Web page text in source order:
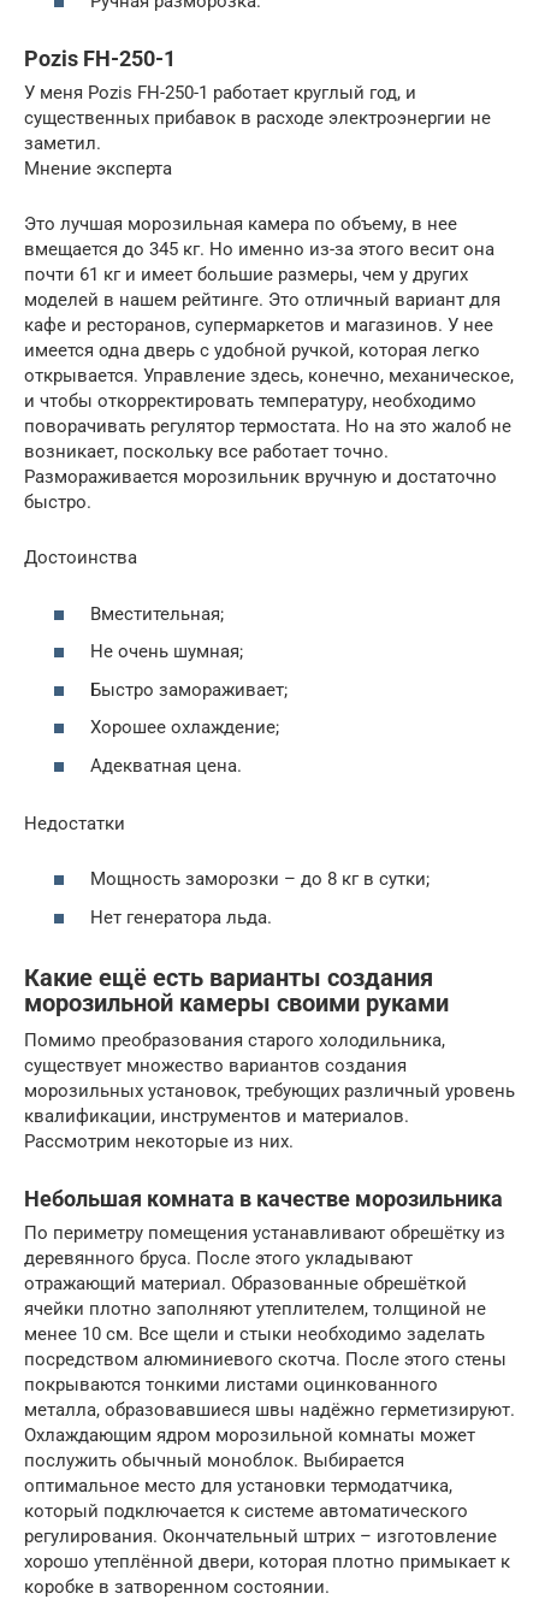
Pozis FH-250-1
У меня Pozis FH-250-1 работает круглый год, и
существенных прибавок в расходе электроэнергии не
заметил.
Мнение эксперта
Это лучшая морозильная камера по объему, в нее
вмещается до 345 кг. Но именно из-за этого весит она
почти 61 кг и имеет большие размеры, чем у других
моделей в нашем рейтинге. Это отличный вариант для
кафе и ресторанов, супермаркетов и магазинов. У нее
имеется одна дверь с удобной ручкой, которая легко
открывается. Управление здесь, конечно, механическое,
и чтобы откорректировать температуру, необходимо
поворачивать регулятор термостата. Но на это жалоб не
возникает, поскольку все работает точно.
Размораживается морозильник вручную и достаточно
быстро.
Достоинства
Вместительная;
Не очень шумная;
Быстро замораживает;
Хорошее охлаждение;
Адекватная цена.
Недостатки
Мощность заморозки – до 8 кг в сутки;
Нет генератора льда.
Какие ещё есть варианты создания
морозильной камеры своими руками
Помимо преобразования старого холодильника,
существует множество вариантов создания
морозильных установок, требующих различный уровень
квалификации, инструментов и материалов.
Рассмотрим некоторые из них.
Небольшая комната в качестве морозильника
По периметру помещения устанавливают обрешётку из
деревянного бруса. После этого укладывают
отражающий материал. Образованные обрешёткой
ячейки плотно заполняют утеплителем, толщиной не
менее 10 см. Все щели и стыки необходимо заделать
посредством алюминиевого скотча. После этого стены
покрываются тонкими листами оцинкованного
металла, образовавшиеся швы надёжно герметизируют.
Охлаждающим ядром морозильной комнаты может
послужить обычный моноблок. Выбирается
оптимальное место для установки термодатчика,
который подключается к системе автоматического
регулирования. Окончательный штрих – изготовление
хорошо утеплённой двери, которая плотно примыкает к
коробке в затворенном состоянии.